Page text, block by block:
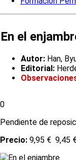
En el
Autor: Han,
Editorial:
0
Pendiente de
Precio: 9,95 € 9,45